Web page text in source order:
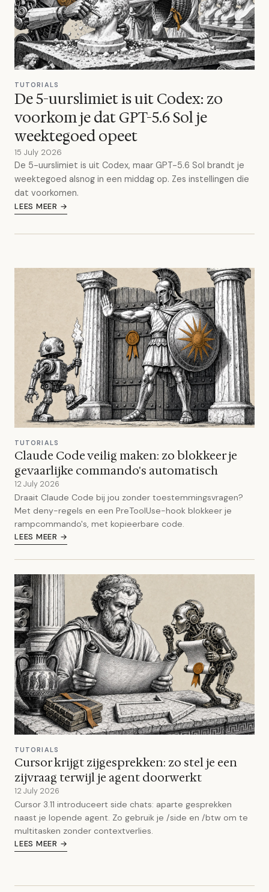
TUTORIALS
De 5-uurslimiet is uit Codex: zo
voorkom je dat GPT-5.6 Sol je
weektegoed opeet
15 July 2026
De 5-uurslimiet is uit Codex, maar GPT-5.6 Sol brandt je
weektegoed alsnog in een middag op. Zes instellingen die
dat voorkomen.
LEES MEER →
TUTORIALS
Claude Code veilig maken: zo blokkeer je
gevaarlijke commando's automatisch
12 July 2026
Draait Claude Code bij jou zonder toestemmingsvragen?
Met deny-regels en een PreToolUse-hook blokkeer je
rampcommando's, met kopieerbare code.
LEES MEER →
TUTORIALS
Cursor krijgt zijgesprekken: zo stel je een
zijvraag terwijl je agent doorwerkt
12 July 2026
Cursor 3.11 introduceert side chats: aparte gesprekken
naast je lopende agent. Zo gebruik je /side en /btw om te
multitasken zonder contextverlies.
LEES MEER →